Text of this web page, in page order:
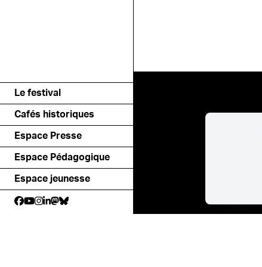
Le festival
Cafés historiques
Espace Presse
Espace Pédagogique
Espace jeunesse